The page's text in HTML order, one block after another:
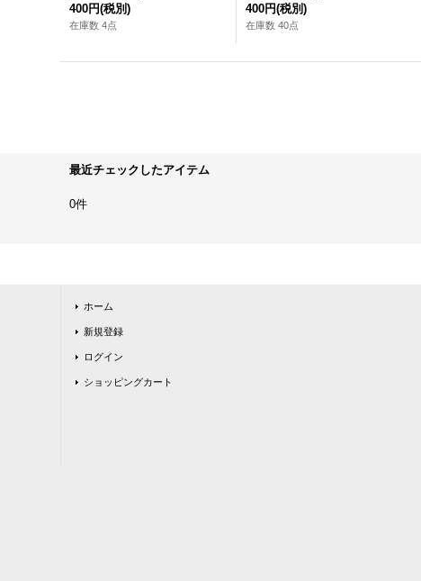
400円(税別)
在庫数 4点
400円(税別)
在庫数 40点
最近チェックしたアイテム
0件
ホーム
新規登録
ログイン
ショッピングカート